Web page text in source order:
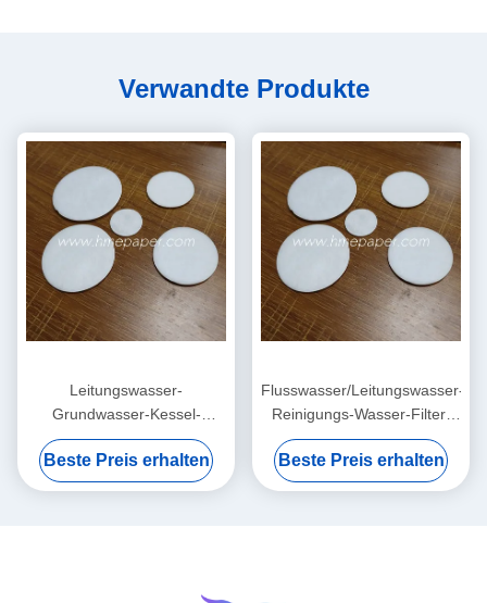
Verwandte Produkte
Leitungswasser-
Grundwasser-Kessel-
Reinigungs-Wasser-Filter-
Baumwollblatt 0.5mm
Beste Preis erhalten
Flusswasser/Leitungswasser-/
Reinigungs-Wasser-Filter-
Auflagen Soem
Beste Preis erhalten